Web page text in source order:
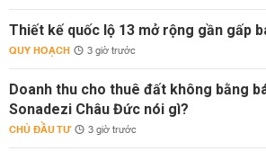
Thiết kế quốc lộ 13 mở rộng gần gấp
QUY HOẠCH 3 giờ trước
Doanh thu cho thuê đất không bằng
Sonadezi Châu Đức nói gì?
CHỦ ĐẦU TƯ 3 giờ trước